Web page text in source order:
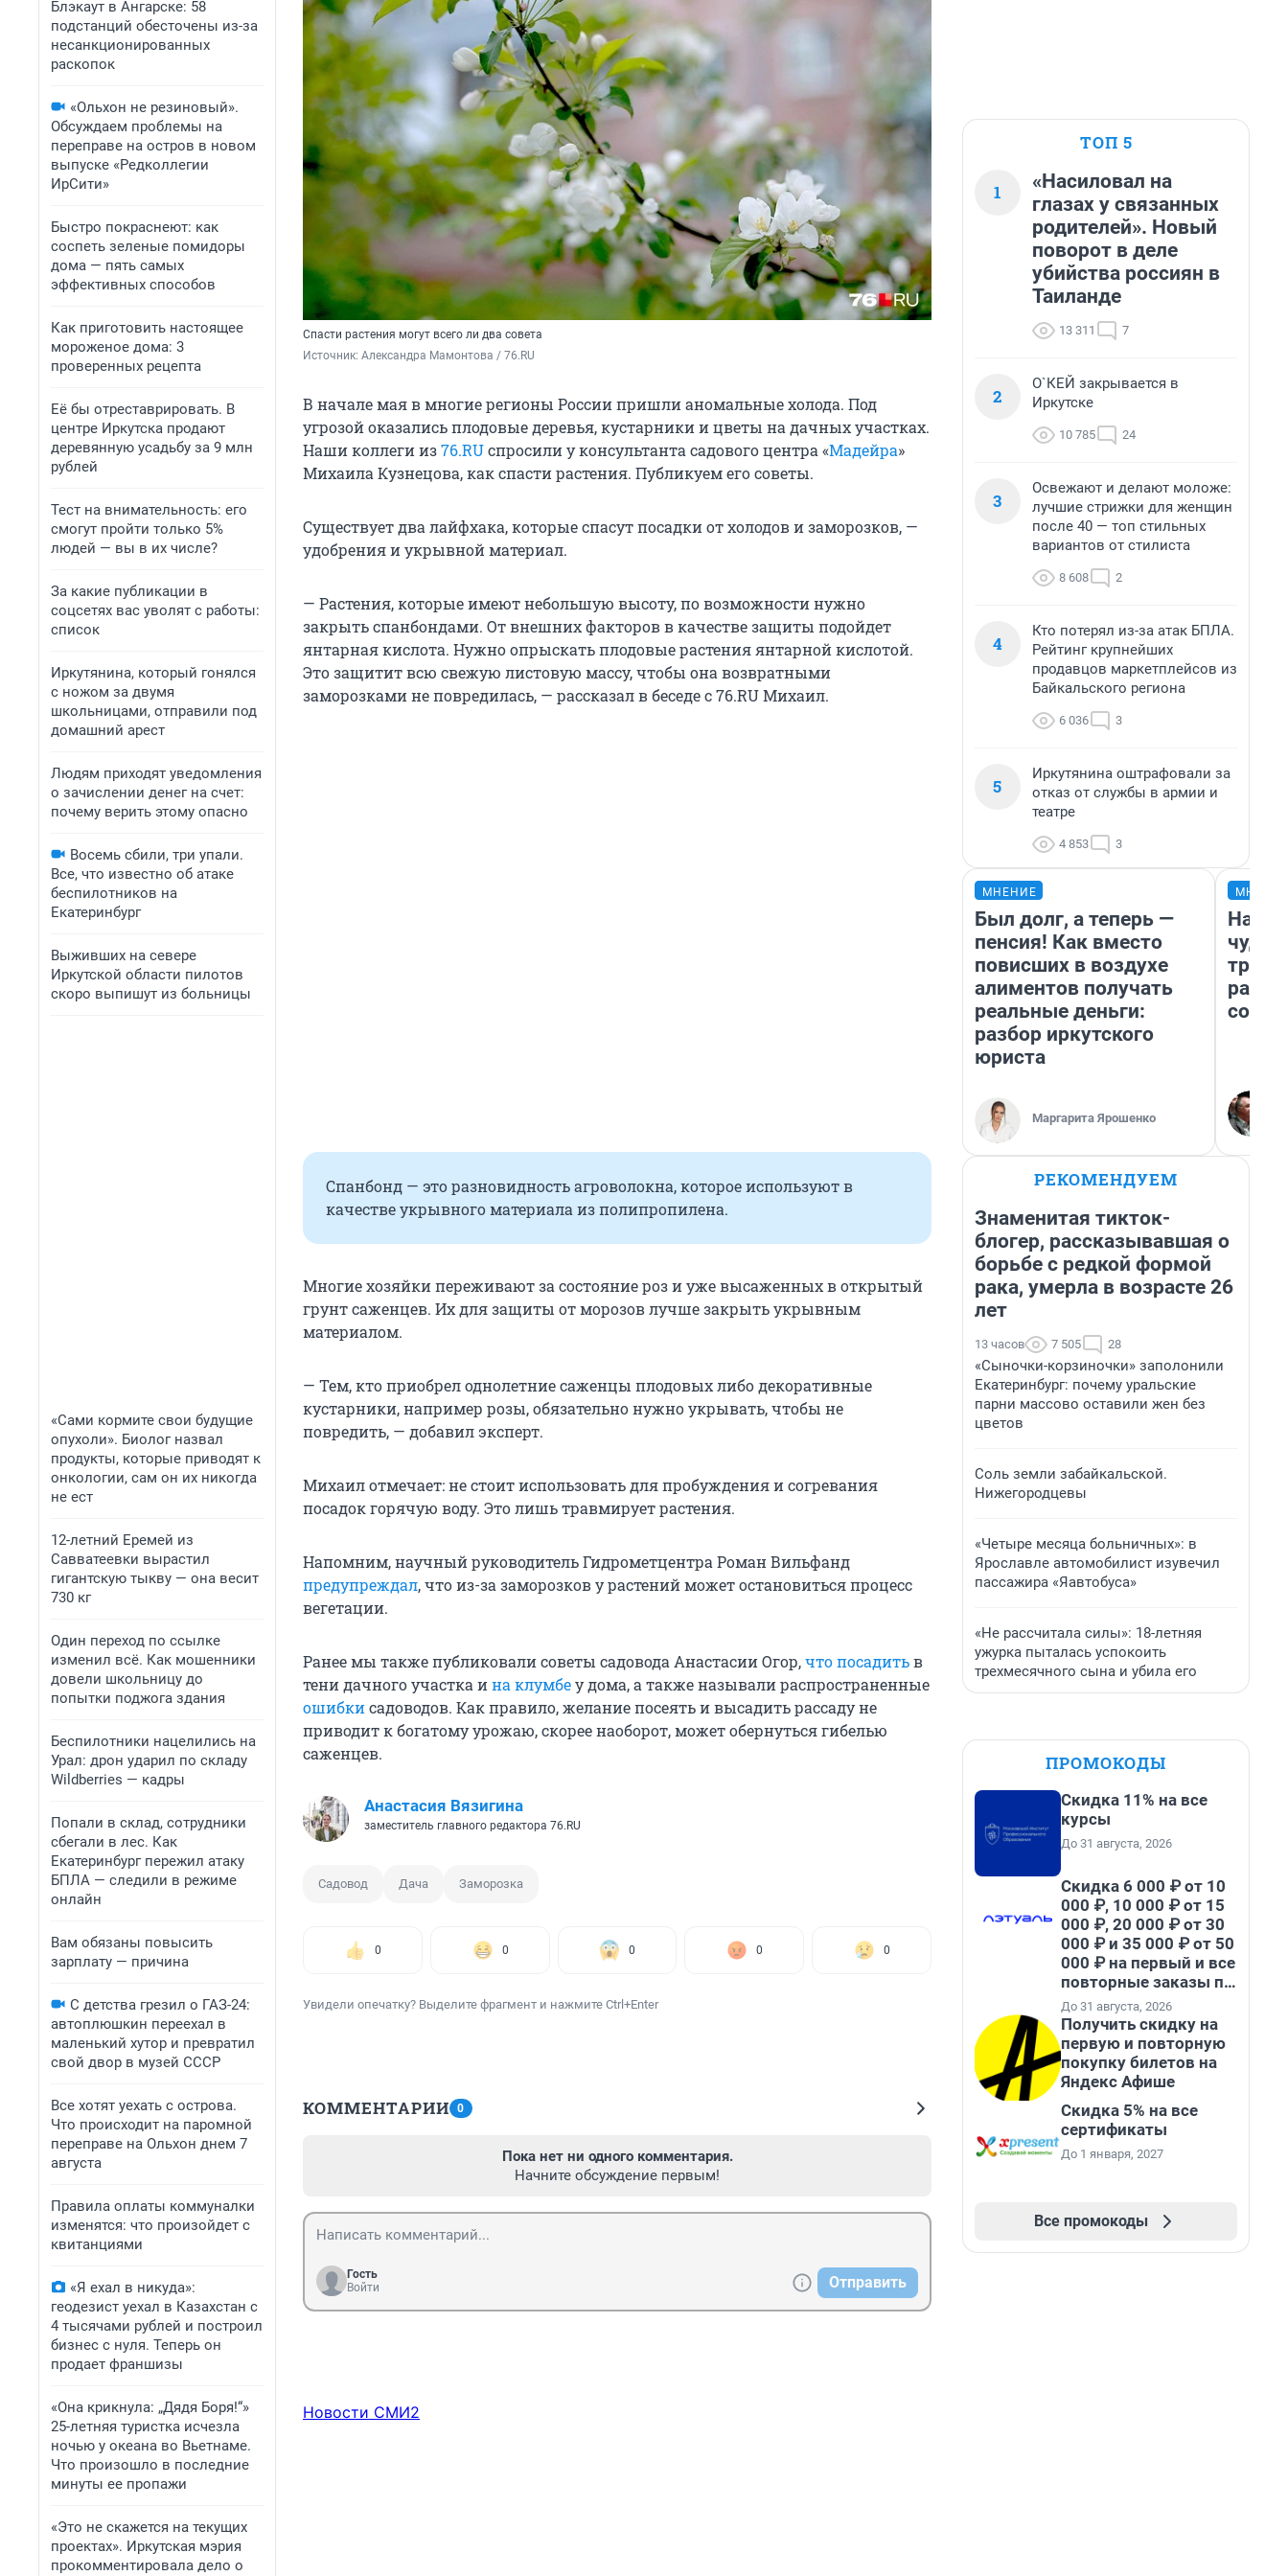
Блэкаут в Ангарске: 58
подстанций обесточены из-за
несанкционированных
раскопок
«Ольхон не резиновый».
Обсуждаем проблемы на
переправе на остров в новом
выпуске «Редколлегии
ИрСити»
Быстро покраснеют: как
соспеть зеленые помидоры
дома — пять самых
эффективных способов
Как приготовить настоящее
мороженое дома: 3
проверенных рецепта
Её бы отреставрировать. В
центре Иркутска продают
деревянную усадьбу за 9 млн
рублей
Тест на внимательность: его
смогут пройти только 5%
людей — вы в их числе?
За какие публикации в
соцсетях вас уволят с работы:
список
Иркутянина, который гонялся
с ножом за двумя
школьницами, отправили под
домашний арест
Людям приходят уведомления
о зачислении денег на счет:
почему верить этому опасно
Восемь сбили, три упали.
Все, что известно об атаке
беспилотников на
Екатеринбург
Выживших на севере
Иркутской области пилотов
скоро выпишут из больницы
«Сами кормите свои будущие
опухоли». Биолог назвал
продукты, которые приводят к
онкологии, сам он их никогда
не ест
12-летний Еремей из
Савватеевки вырастил
гигантскую тыкву — она весит
730 кг
Один переход по ссылке
изменил всё. Как мошенники
довели школьницу до
попытки поджога здания
Беспилотники нацелились на
Урал: дрон ударил по складу
Wildberries — кадры
Попали в склад, сотрудники
сбегали в лес. Как
Екатеринбург пережил атаку
БПЛА — следили в режиме
онлайн
Вам обязаны повысить
зарплату — причина
С детства грезил о ГАЗ-24:
автоплюшкин переехал в
маленький хутор и превратил
свой двор в музей СССР
Все хотят уехать с острова.
Что происходит на паромной
переправе на Ольхон днем 7
августа
Правила оплаты коммуналки
изменятся: что произойдет с
квитанциями
«Я ехал в никуда»:
геодезист уехал в Казахстан с
4 тысячами рублей и построил
бизнес с нуля. Теперь он
продает франшизы
«Она крикнула: „Дядя Боря!“»
25-летняя туристка исчезла
ночью у океана во Вьетнаме.
Что произошло в последние
минуты ее пропажи
«Это не скажется на текущих
проектах». Иркутская мэрия
прокомментировала дело о
Спасти растения могут всего ли два совета
Источник: Александра Мамонтова / 76.RU
В начале мая в многие регионы России пришли аномальные холода. Под
угрозой оказались плодовые деревья, кустарники и цветы на дачных участках.
Наши коллеги из76.RUспросили у консультанта садового центра «Мадейра»
Михаила Кузнецова, как спасти растения. Публикуем его советы.
Существует два лайфхака, которые спасут посадки от холодов и заморозков, —
удобрения и укрывной материал.
— Растения, которые имеют небольшую высоту, по возможности нужно
закрыть спанбондами. От внешних факторов в качестве защиты подойдет
янтарная кислота. Нужно опрыскать плодовые растения янтарной кислотой.
Это защитит всю свежую листовую массу, чтобы она возвратными
заморозками не повредилась, — рассказал в беседе с 76.RU Михаил.
Спанбонд — это разновидность агроволокна, которое используют в
качестве укрывного материала из полипропилена.
Многие хозяйки переживают за состояние роз и уже высаженных в открытый
грунт саженцев. Их для защиты от морозов лучше закрыть укрывным
материалом.
— Тем, кто приобрел однолетние саженцы плодовых либо декоративные
кустарники, например розы, обязательно нужно укрывать, чтобы не
повредить, — добавил эксперт.
Михаил отмечает: не стоит использовать для пробуждения и согревания
посадок горячую воду. Это лишь травмирует растения.
Напомним, научный руководитель Гидрометцентра Роман Вильфанд
предупреждал, что из-за заморозков у растений может остановиться процесс
вегетации.
Ранее мы также публиковали советы садовода Анастасии Огор,что посадитьв
тени дачного участка ина клумбеу дома, а также называли распространенные
ошибкисадоводов. Как правило, желание посеять и высадить рассаду не
приводит к богатому урожаю, скорее наоборот, может обернуться гибелью
саженцев.
Анастасия Вязигина
заместитель главного редактора 76.RU
Садовод Дача Заморозка
0 0 0 0 0
Увидели опечатку? Выделите фрагмент и нажмите Ctrl+Enter
КОММЕНТАРИИ 0
Пока нет ни одного комментария.
Начните обсуждение первым!
Гость
Войти
Отправить
Новости СМИ2
ТОП 5
1
«Насиловал на
глазах у связанных
родителей». Новый
поворот в деле
убийства россиян в
Таиланде
13 311 7
2
О`КЕЙ закрывается в
Иркутске
10 785 24
3
Освежают и делают моложе:
лучшие стрижки для женщин
после 40 — топ стильных
вариантов от стилиста
8 608 2
4
Кто потерял из-за атак БПЛА.
Рейтинг крупнейших
продавцов маркетплейсов из
Байкальского региона
6 036 3
5
Иркутянина оштрафовали за
отказ от службы в армии и
театре
4 853 3
МНЕНИЕ
Был долг, а теперь —
пенсия! Как вместо
повисших в воздухе
алиментов получать
реальные деньги:
разбор иркутского
юриста
Маргарита Ярошенко
РЕКОМЕНДУЕМ
Знаменитая тикток-
блогер, рассказывавшая о
борьбе с редкой формой
рака, умерла в возрасте 26
лет
13 часов 7 505 28
«Сыночки-корзиночки» заполонили
Екатеринбург: почему уральские
парни массово оставили жен без
цветов
Соль земли забайкальской.
Нижегородцевы
«Четыре месяца больничных»: в
Ярославле автомобилист изувечил
пассажира «Яавтобуса»
«Не рассчитала силы»: 18-летняя
ужурка пыталась успокоить
трехмесячного сына и убила его
ПРОМОКОДЫ
Скидка 11% на все
курсы
До 31 августа, 2026
Скидка 6 000 ₽ от 10
000 ₽, 10 000 ₽ от 15
000 ₽, 20 000 ₽ от 30
000 ₽ и 35 000 ₽ от 50
000 ₽ на первый и все
повторные заказы по
промокоду НАБЕРИ
До 31 августа, 2026
Получить скидку на
первую и повторную
покупку билетов на
Яндекс Афише
Скидка 5% на все
сертификаты
До 1 января, 2027
Все промокоды